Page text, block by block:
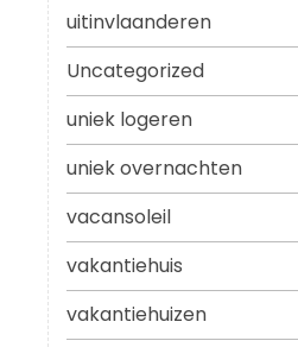
uitinvlaanderen
Uncategorized
uniek logeren
uniek overnachten
vacansoleil
vakantiehuis
vakantiehuizen